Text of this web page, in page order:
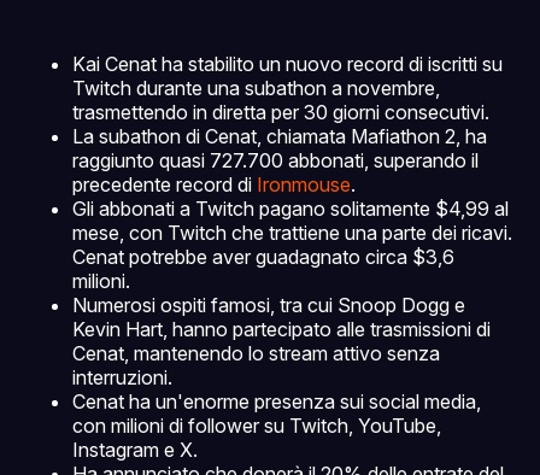
Kai Cenat ha stabilito un nuovo record di iscritti su
Twitch durante una subathon a novembre,
trasmettendo in diretta per 30 giorni consecutivi.
La subathon di Cenat, chiamata Mafiathon 2, ha
raggiunto quasi 727.700 abbonati, superando il
precedente record di Ironmouse.
Gli abbonati a Twitch pagano solitamente $4,99 al
mese, con Twitch che trattiene una parte dei ricavi.
Cenat potrebbe aver guadagnato circa $3,6
milioni.
Numerosi ospiti famosi, tra cui Snoop Dogg e
Kevin Hart, hanno partecipato alle trasmissioni di
Cenat, mantenendo lo stream attivo senza
interruzioni.
Cenat ha un'enorme presenza sui social media,
con milioni di follower su Twitch, YouTube,
Instagram e X.